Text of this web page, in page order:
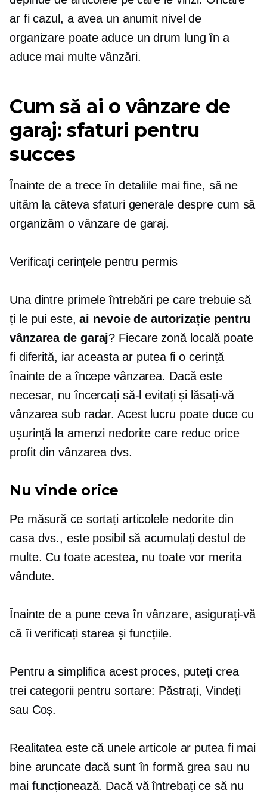
ar fi cazul, a avea un anumit nivel de
organizare poate aduce un drum lung în a
aduce mai multe vânzări.
Cum să ai o vânzare de
garaj: sfaturi pentru
succes
Înainte de a trece în detaliile mai fine, să ne
uităm la câteva sfaturi generale despre cum să
organizăm o vânzare de garaj.
Verificați cerințele pentru permis
Una dintre primele întrebări pe care trebuie să
ți le pui este,ai nevoie de autorizație pentru
vânzarea de garaj? Fiecare zonă locală poate
fi diferită, iar aceasta ar putea fi o cerință
înainte de a începe vânzarea. Dacă este
necesar, nu încercați să-l evitați și lăsați-vă
vânzarea sub radar. Acest lucru poate duce cu
ușurință la amenzi nedorite care reduc orice
profit din vânzarea dvs.
Nu vinde orice
Pe măsură ce sortați articolele nedorite din
casa dvs., este posibil să acumulați destul de
multe. Cu toate acestea, nu toate vor merita
vândute.
Înainte de a pune ceva în vânzare, asigurați-vă
că îi verificați starea și funcțiile.
Pentru a simplifica acest proces, puteți crea
trei categorii pentru sortare: Păstrați, Vindeți
sau Coș.
Realitatea este că unele articole ar putea fi mai
bine aruncate dacă sunt în formă grea sau nu
mai funcționează. Dacă vă întrebați ce să nu